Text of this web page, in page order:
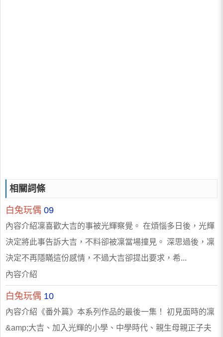
相關詞條
白兔玩偶 09
內容介紹凜喜歡大吉的事被光輝察覺。 在煩惱多日後，光輝
決定將此事告訴大吉，不料卻被凜當場撞見。 深思過後，凜
決定不再隱瞞這份感情，不過大吉卻提出要求，希...
內容介紹
白兔玩偶 10
內容介紹《番外篇》本系列作品的最後一集！ 初見面時的凜
&amp;大吉、加入光輝的小學、中學時代、親生母親正子夫